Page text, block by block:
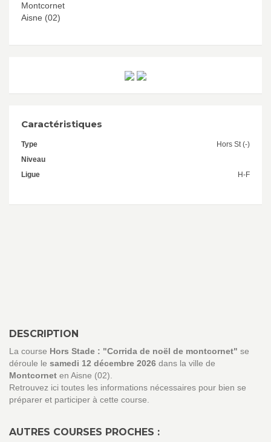
Montcornet
Aisne (02)
Caractéristiques
Type
Hors St (-)
Niveau
Ligue
H-F
DESCRIPTION
La course Hors Stade : "Corrida de noël de montcornet" se
déroule le samedi 12 décembre 2026 dans la ville de
Montcornet en Aisne (02).
Retrouvez ici toutes les informations nécessaires pour bien se
préparer et participer à cette course.
AUTRES COURSES PROCHES :